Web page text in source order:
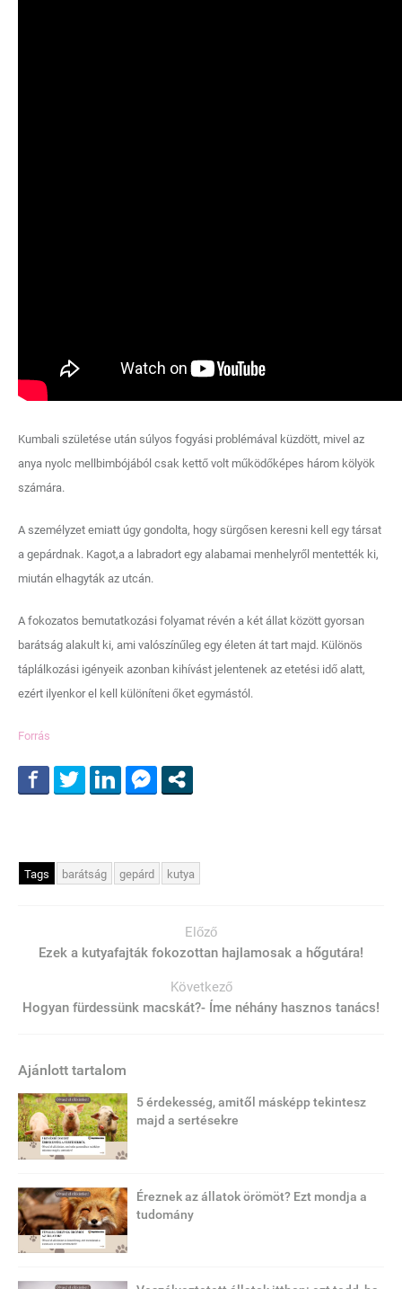
Kumbali születése után súlyos fogyási problémával küzdött, mivel az
anya nyolc mellbimbójából csak kettő volt működőképes három kölyök
számára.
A személyzet emiatt úgy gondolta, hogy sürgősen keresni kell egy társat
a gepárdnak. Kagot,a a labradort egy alabamai menhelyről mentették ki,
miután elhagyták az utcán.
A fokozatos bemutatkozási folyamat révén a két állat között gyorsan
barátság alakult ki, ami valószínűleg egy életen át tart majd. Különös
táplálkozási igényeik azonban kihívást jelentenek az etetési idő alatt,
ezért ilyenkor el kell különíteni őket egymástól.
Forrás
Tags barátság gepárd kutya
Előző
Ezek a kutyafajták fokozottan hajlamosak a hőgutára!
Következő
Hogyan fürdessünk macskát?- Íme néhány hasznos tanács!
Ajánlott tartalom
5 érdekesség, amitől másképp tekintesz
majd a sertésekre
Éreznek az állatok örömöt? Ezt mondja a
tudomány